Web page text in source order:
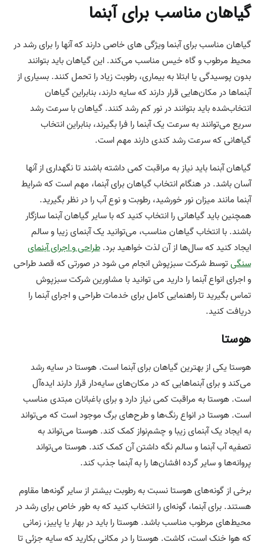
گیاهان مناسب برای آبنما
گیاهان مناسب برای آبنما ویژگی‌ های خاصی دارند که آنها را برای رشد در
محیط مرطوب و گاه خیس مناسب می‌کند. این گیاهان باید بتوانند
بدون پوسیدگی یا ابتلا به بیماری، رطوبت زیاد را تحمل کنند. بسیاری از
آبنماها در مکان‌هایی قرار دارند که سایه دارند، بنابراین گیاهان
انتخاب‌شده باید بتوانند در نور کم رشد کنند. گیاهان با سرعت رشد
سریع می‌توانند به سرعت یک آبنما را فرا بگیرند، بنابراین انتخاب
گیاهانی که سرعت رشد کندی دارند مهم است.
گیاهان آبنما باید نیاز به مراقبت کمی داشته باشند تا نگهداری از آنها
آسان باشد. در هنگام انتخاب گیاهان برای آبنما، مهم است که شرایط
آبنما مانند میزان نور خورشید، رطوبت و نوع آب را در نظر بگیرید.
همچنین باید گیاهانی را انتخاب کنید که با سایر گیاهان آبنما سازگار
باشند. با انتخاب گیاهان مناسب، می‌توانید یک آبنمای زیبا و سالم
ایجاد کنید که سال‌ها از آن لذت خواهید برد.طراحی و اجرای آبنمای
سنگیتوسط شرکت سبزپوش انجام می شود در صورتی که قصد طراحی
و اجرای انواع آبنما را دارید می توانید با مشاورین شرکت سبزپوش
تماس بگیرید تا راهنمایی کامل برای خدمات طراحی و اجرای آبنما را
دریافت کنید.
هوستا
هوستا یکی از بهترین گیاهان برای آبنما است. هوستا در سایه رشد
می‌کند و برای آبنماهایی که در مکان‌های سایه‌دار قرار دارند ایده‌آل
است. هوستا به مراقبت کمی نیاز دارد و برای باغبانان مبتدی مناسب
است. هوستا در انواع رنگ‌ها و طرح‌های برگ موجود است که می‌تواند
به ایجاد یک آبنمای زیبا و چشم‌نواز کمک کند. هوستا می‌تواند به
تصفیه آب آبنما و سالم نگه داشتن آن کمک کند. هوستا می‌تواند
پروانه‌ها و سایر گرده افشان‌ها را به آبنما جذب کند.
برخی از گونه‌های هوستا نسبت به رطوبت بیشتر از سایر گونه‌ها مقاوم
هستند. برای آبنما، گونه‌ای را انتخاب کنید که به طور خاص برای رشد در
محیط‌های مرطوب مناسب باشد. هوستا را باید در بهار یا پاییز، زمانی
که هوا خنک است، کاشت. هوستا را در مکانی بکارید که سایه جزئی تا